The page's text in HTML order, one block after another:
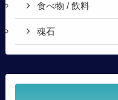
食べ物 / 飲料
魂石